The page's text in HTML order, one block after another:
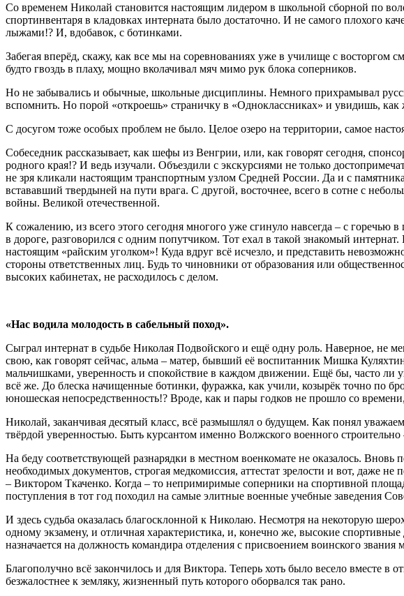
Со временем Николай становится настоящим лидером в школьной сборной по
спортинвентаря в кладовках интерната было достаточно. И не самого плохого
лыжами!? И, вдобавок, с ботинками.
Забегая вперёд, скажу, как все мы на соревнованиях уже в училище с восторгом
будто гвоздь в плаху, мощно вколачивал мяч мимо рук блока соперников.
Но не забывались и обычные, школьные дисциплины. Немного прихрамывал
вспомнить. Но порой «откроешь» страничку в «Одноклассниках» и увидишь,
С досугом тоже особых проблем не было. Целое озеро на территории, самое
Собеседник рассказывает, как шефы из Венгрии, или, как говорят сегодня,
родного края!? И ведь изучали. Объездили с экскурсиями не только
не зря кликали настоящим транспортным узлом Средней России. Да и с
встававший твердыней на пути врага. С другой, восточнее, всего в сотне с
войны. Великой отечественной.
К сожалению, из всего этого сегодня многого уже сгинуло навсегда – с
в дороге, разговорился с одним попутчиком. Тот ехал в такой знакомый
настоящим «райским уголком»! Куда вдруг всё исчезло, и представить
стороны ответственных лиц. Будь то чиновники от образования или
высоких кабинетах, не расходилось с делом.
«Нас водила молодость в сабельный поход».
Сыграл интернат в судьбе Николая Подвойского и ещё одну роль. Наверное,
свою, как говорят сейчас, альма – матер, бывший её воспитанник Мишка
мальчишками, уверенность и спокойствие в каждом движении. Ещё бы, часто ли
всё же. До блеска начищенные ботинки, фуражка, как учили, козырёк точно по
юношеская непосредственность!? Вроде, как и пары годков не прошло со
Николай, заканчивая десятый класс, всё размышлял о будущем. Как понял
твёрдой уверенностью. Быть курсантом именно Волжского военного
На беду соответствующей разнарядки в местном военкомате не оказалось.
необходимых документов, строгая медкомиссия, аттестат зрелости и вот, даже
– Виктором Ткаченко. Когда – то непримиримые соперники на спортивной
поступления в тот год походил на самые элитные военные учебные заведения
И здесь судьба оказалась благосклонной к Николаю. Несмотря на некоторую
одному экзамену, и отличная характеристика, и, конечно же, высокие
назначается на должность командира отделения с присвоением воинского звания
Благополучно всё закончилось и для Виктора. Теперь хоть было весело вместе в
безжалостнее к земляку, жизненный путь которого оборвался так рано.